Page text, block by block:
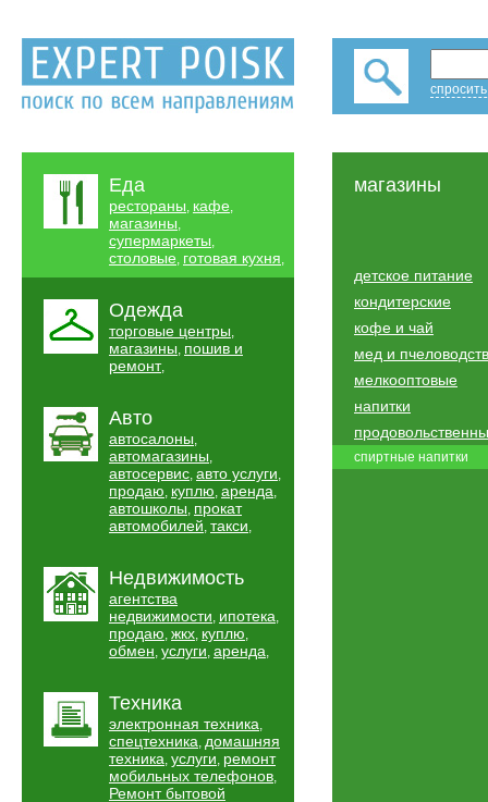
Еда
рестораны, кафе,
магазины,
супермаркеты,
столовые, готовая кухня,
Одежда
торговые центры,
магазины, пошив и
ремонт,
Авто
автосалоны,
автомагазины,
автосервис, авто услуги,
продаю, куплю, аренда,
автошколы, прокат
автомобилей, такси,
Недвижимость
агентства
недвижимости, ипотека,
продаю, жкх, куплю,
обмен, услуги, аренда,
Техника
электронная техника,
спецтехника, домашняя
техника, услуги, ремонт
мобильных телефонов,
Ремонт бытовой
магазины
детское питание
кондитерские
кофе и чай
мед и
мелкооптовые
напитки
спиртные напитки